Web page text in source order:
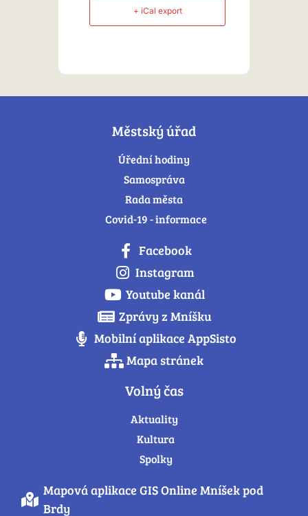
+ iCal export
Městský úřad
Úřední hodiny
Samospráva
Rada města
Covid-19 - informace
Facebook
Instagram
Youtube kanál
Zprávy z Mníšku
Mobilní aplikace AppSisto
Mapa stránek
Volný čas
Aktuality
Kultura
Spolky
Mapová aplikace GIS Online Mníšek pod
Brdy